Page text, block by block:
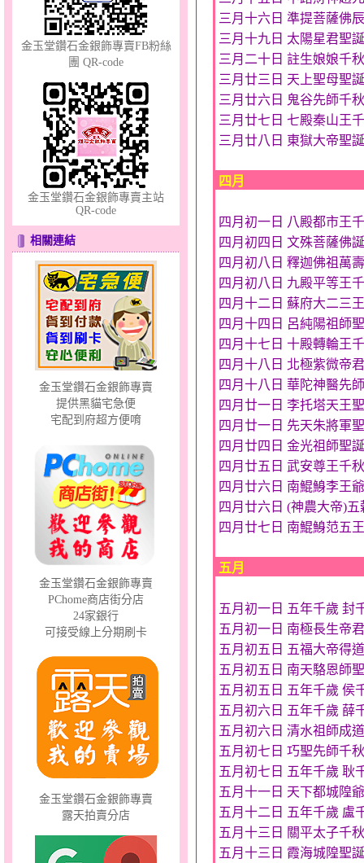
浪漫花嫁～黃金耳環
夢想幸福～男黃金戒指
真愛心鎖～金銀鋼套鍊
許願星光～黃金墜
金玉堂鑽石金銀飾專賣FB粉絲
團 QR-code
金玉堂鑽石金銀飾專賣主站
QR-code
相關連結
金玉堂鑽石金銀飾專賣
提供黑貓宅急便
宅配到府超方便唷
金玉堂鑽石金銀飾專賣
PChome商店街分店
24家銀行
可接受線上分期刷卡
金玉堂鑽石金銀飾專賣
露天拍賣分店
三月十六日 準提菩薩佛辰
三月十九日 太陽星君聖誕
三月二十日 註生娘娘千秋
三月廿三日 天上聖母聖誕
三月廿六日 鬼谷先師千秋
三月廿七日 七殿秦山王
三月廿八日 東獄大帝聖誕
四月
四月初一日 八殿都市王
四月初四日 文殊菩薩佛誕
四月初八日 釋迦佛祖萬壽
四月初八日 九殿平等王
四月十二日 蘇府大二三
四月十四日 呂純陽祖師
四月十七日 十殿轉輪王
四月十八日 北極紫微帝
四月十八日 華陀神醫先
四月廿一日 李托塔天王
四月廿一日 先天朱將軍
四月廿四日 金光祖師聖誕
四月廿五日 武安尊王千秋
四月廿六日 南鯤鯓李王
四月廿六日 (神農大帝)
四月廿七日 南鯤鯓范五
五月
五月初一日 五年千歲 封
五月初一日 南極長生帝
五月初五日 五福大帝得道
五月初五日 南天駱恩師
五月初五日 五年千歲 侯
五月初六日 五年千歲 薛
五月初六日 清水祖師成道
五月初七日 巧聖先師千秋
五月初七日 五年千歲 耿
五月十一日 天下都城隍
五月十二日 五年千歲 盧
五月十三日 關平太子千秋
五月十三日 霞海城隍聖誕